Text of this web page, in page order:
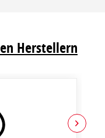
Herstellern